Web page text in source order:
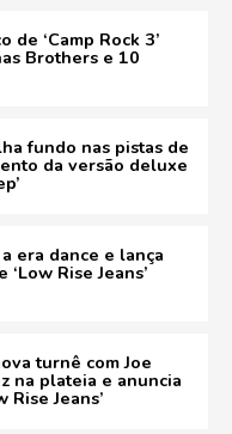
‘Camp Rock 3’
Brothers e 10
fundo nas pistas de
da versão deluxe
era dance e lança
Rise Jeans’
turnê com Joe
na plateia e anuncia
Jeans’